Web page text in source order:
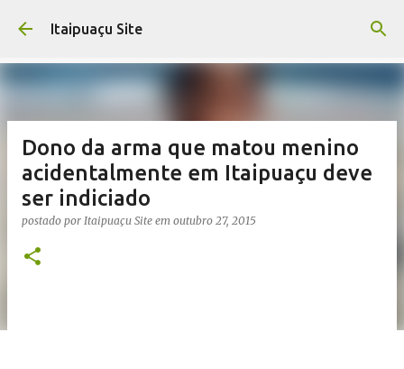
Pular para o conteúdo principal
Itaipuaçu Site
Dono da arma que matou menino
acidentalmente em Itaipuaçu deve
ser indiciado
postado por Itaipuaçu Site em outubro 27, 2015